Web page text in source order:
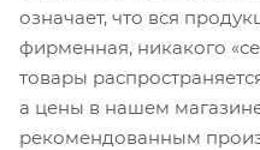
означает, что вся
фирменная, никакого
товары
а цены в нашем
рекомендованным